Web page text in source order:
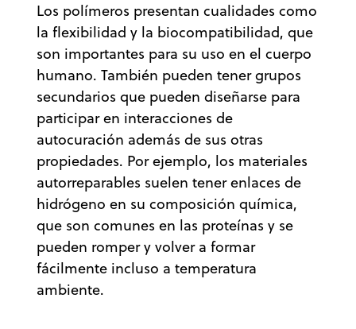
Los polímeros presentan cualidades como
la flexibilidad y la biocompatibilidad, que
son importantes para su uso en el cuerpo
humano. También pueden tener grupos
secundarios que pueden diseñarse para
participar en interacciones de
autocuración además de sus otras
propiedades. Por ejemplo, los materiales
autorreparables suelen tener enlaces de
hidrógeno en su composición química,
que son comunes en las proteínas y se
pueden romper y volver a formar
fácilmente incluso a temperatura
ambiente.